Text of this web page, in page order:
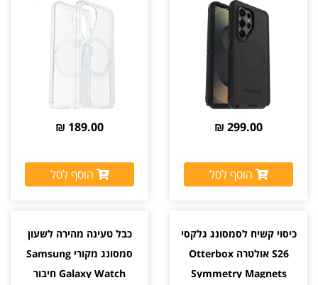
יבואן רשמי צבע שחור
299.00 ₪
הוסף לסל
Magnets יבואן רשמי
189.00 ₪
הוסף לסל
כיסוי קשיח לסמסונג גלקסי
S26 אולטרה Otterbox
Symmetry Magnets
כבל טעינה מהירה לשעון
סמסונג מקורי Samsung
Galaxy Watch חיבור